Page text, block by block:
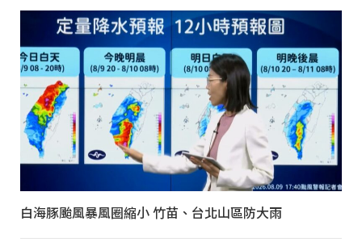
白海豚颱風暴風圈縮小 竹苗、台北山區防大雨